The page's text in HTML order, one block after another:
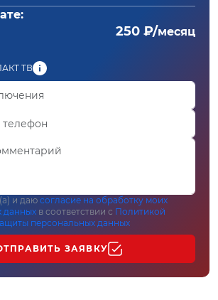
250 ₽/месяц
ТВ
и даю согласие на обработку моих
данных в соответствии с Политикой
персональных данных
ЗАЯВКУ